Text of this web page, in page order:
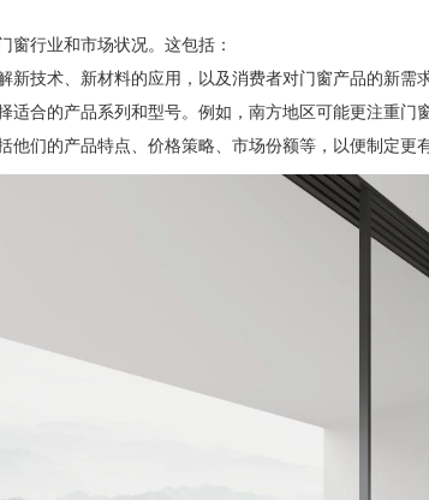
行业和市场状况。这包括：
技术、新材料的应用，以及消费者对门窗产品的新需求
的产品系列和型号。例如，南方地区可能更注重门
们的产品特点、价格策略、市场份额等，以便制定更有